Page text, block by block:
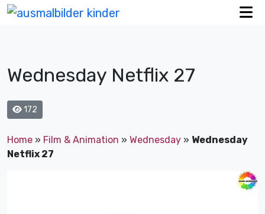
Wednesday Netflix 27
172
Home » Film & Animation » Wednesday » Wednesday
Netflix 27